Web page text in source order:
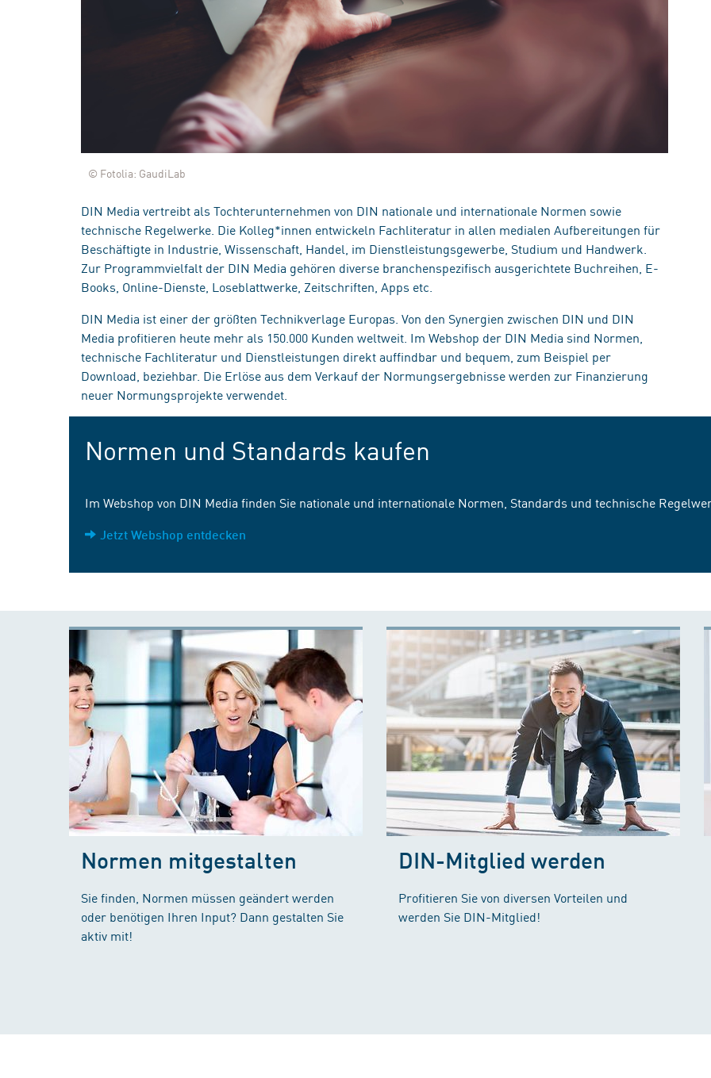
© Fotolia: GaudiLab
DIN Media vertreibt als Tochterunternehmen von DIN nationale und internationale Normen sowie
technische Regelwerke. Die Kolleg*innen entwickeln Fachliteratur in allen medialen Aufbereitungen für
Beschäftigte in Industrie, Wissenschaft, Handel, im Dienstleistungsgewerbe, Studium und Handwerk.
Zur Programmvielfalt der DIN Media gehören diverse branchenspezifisch ausgerichtete Buchreihen, E-
Books, Online-Dienste, Loseblattwerke, Zeitschriften, Apps etc.
DIN Media ist einer der größten Technikverlage Europas. Von den Synergien zwischen DIN und DIN
Media profitieren heute mehr als 150.000 Kunden weltweit. Im Webshop der DIN Media sind Normen,
technische Fachliteratur und Dienstleistungen direkt auffindbar und bequem, zum Beispiel per
Download, beziehbar. Die Erlöse aus dem Verkauf der Normungsergebnisse werden zur Finanzierung
neuer Normungsprojekte verwendet.
Normen und Standards kaufen
Im Webshop von DIN Media finden Sie nationale und internationale Normen, Standards und technische
Jetzt Webshop entdecken
Normen mitgestalten
Sie finden, Normen müssen geändert werden
oder benötigen Ihren Input? Dann gestalten Sie
aktiv mit!
DIN-Mitglied werden
Profitieren Sie von diversen Vorteilen und
werden Sie DIN-Mitglied!